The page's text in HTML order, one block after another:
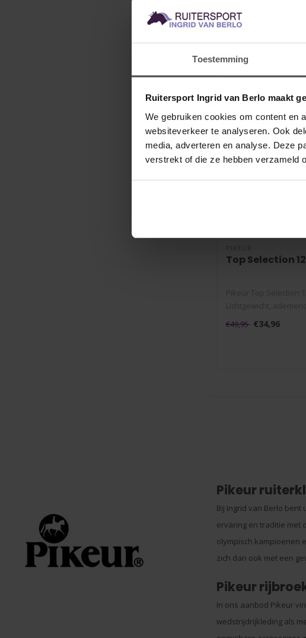
Toestemming
Ruitersport Ingrid van Berlo maakt
We gebruiken cookies om content en
websiteverkeer te analyseren. Ook
media, adverteren en analyse. Deze
verstrekt of die ze hebben verzameld
Top Selection
€49,95 €34,96
Pikeur
Bij Ingrid van Berlo
ervaring en traditie met
olympisch kampioenen
zich dan ook met een
Pikeur
In ons aanbod Pikeur
wedstrijdrijkleding als